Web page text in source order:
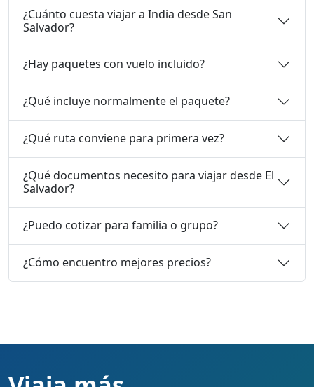
¿Cuánto cuesta viajar a India desde San
Salvador?
¿Hay paquetes con vuelo incluido?
¿Qué incluye normalmente el paquete?
¿Qué ruta conviene para primera vez?
¿Qué documentos necesito para viajar desde El
Salvador?
¿Puedo cotizar para familia o grupo?
¿Cómo encuentro mejores precios?